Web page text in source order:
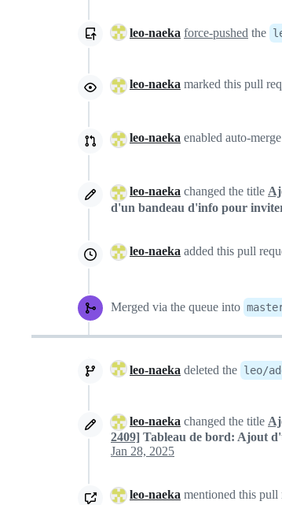
leo-naeka force-pushed the
leo-naeka marked this pull
leo-naeka enabled auto-merge
leo-naeka changed the title
d'un bandeau d'info pour
leo-naeka added this pull
Merged via the queue into
leo-naeka deleted the leo/
leo-naeka changed the title
2409] Tableau de bord: Ajout
Jan 28, 2025
leo-naeka mentioned this pull